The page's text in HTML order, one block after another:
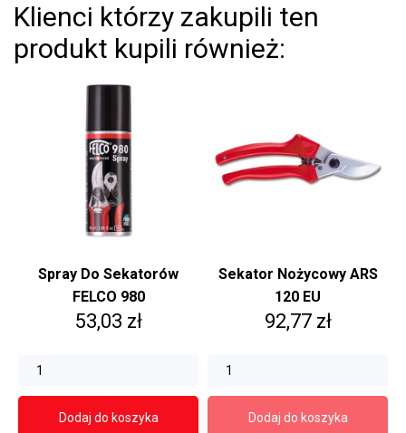
Klienci którzy zakupili ten
produkt kupili również:
Spray Do Sekatorów
FELCO 980
Cena
53,03 zł
Dodaj do koszyka
Sekator Nożycowy ARS
120 EU
Cena
92,77 zł
Dodaj do koszyka